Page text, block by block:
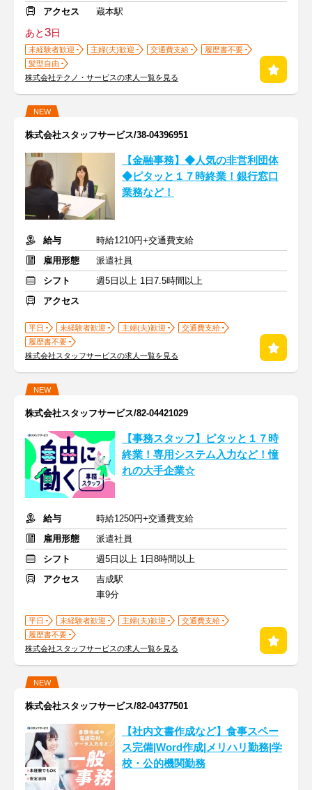
アクセス 蔵本駅
あと3日
未経験者歓迎 主婦(夫)歓迎 交通費支給
履歴書不要
髪型自由
株式会社テクノ・サービスの求人一覧を見る
NEW
株式会社スタッフサービス/38-04396951
【金融事務】◆人気の非営利団体
◆ピタッと１７時終業！銀行窓口
業務など！
給与
時給1210円+交通費支給
雇用形態
派遣社員
シフト
週5日以上 1日7.5時間以上
アクセス
平日 未経験者歓迎 主婦(夫)歓迎
交通費支給
履歴書不要
株式会社スタッフサービスの求人一覧を見る
NEW
株式会社スタッフサービス/82-04421029
【事務スタッフ】ピタッと１７時
終業！専用システム入力など！憧
れの大手企業☆
給与
時給1250円+交通費支給
雇用形態
派遣社員
シフト
週5日以上 1日8時間以上
アクセス
吉成駅
車9分
平日 未経験者歓迎 主婦(夫)歓迎
交通費支給
履歴書不要
株式会社スタッフサービスの求人一覧を見る
NEW
株式会社スタッフサービス/82-04377501
【社内文書作成など】食事スペー
ス完備|Word作成|メリハリ勤務|学
校・公的機関勤務